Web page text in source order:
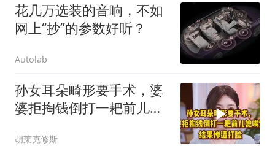
花几万选装的音响，不如
网上“抄”的参数好听？
Autolab
孙女耳朵畸形要手术，婆
婆拒掏钱倒打一耙前儿媳
胡莱克修斯